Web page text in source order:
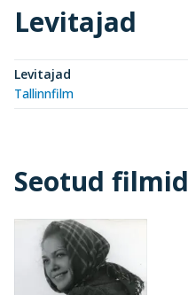
Levitajad
Levitajad
Tallinnfilm
Seotud filmid